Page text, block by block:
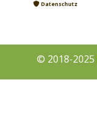
Datenschutz
© 2018-2025